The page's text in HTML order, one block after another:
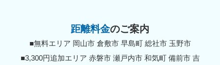
距離料金のご案内
■無料エリア 岡山市 倉敷市 早島町 総社市 玉野市
■3,300円追加エリア 赤磐市 瀬戸内市 和気町 備前市 吉